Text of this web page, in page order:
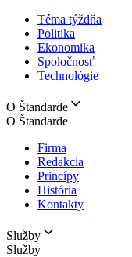
Téma týždňa
Politika
Ekonomika
Spoločnosť
Technológie
O Štandarde
O Štandarde
Firma
Redakcia
Princípy
História
Kontakty
Služby
Služby